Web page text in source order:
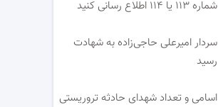
شماره ۱۱۳ یا ۱۱۴ اطلاع رسانی کنید
سردار امیرعلی حاجی‌زاده به شهادت
رسید
اسامی و تعداد شهدای حادثه تروریستی